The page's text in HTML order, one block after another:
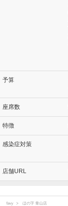
予算
座席数
特徴
感染症対策
店舗URL
favy ほの字 青山店